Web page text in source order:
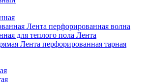
Лента перфорированная волна
для теплого пола Лента
Лента перфорированная тарная